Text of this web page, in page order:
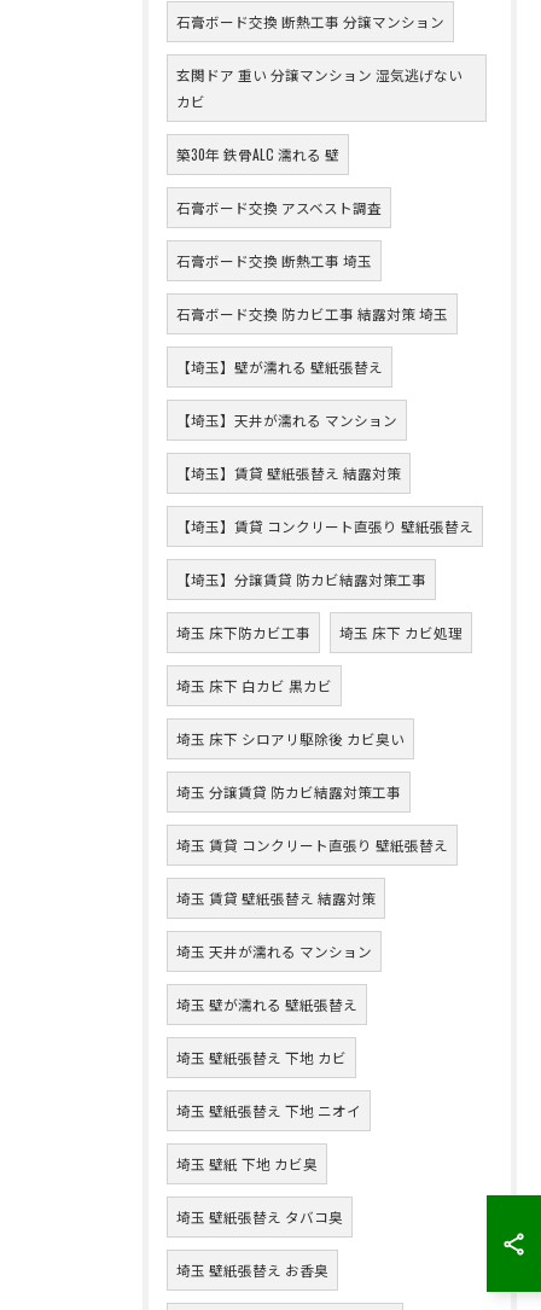
石膏ボード交換 断熱工事 分譲マンション
玄関ドア 重い 分譲マンション 湿気逃げない
カビ
築30年 鉄骨ALC 濡れる 壁
石膏ボード交換 アスベスト調査
石膏ボード交換 断熱工事 埼玉
石膏ボード交換 防カビ工事 結露対策 埼玉
【埼玉】壁が濡れる 壁紙張替え
【埼玉】天井が濡れる マンション
【埼玉】賃貸 壁紙張替え 結露対策
【埼玉】賃貸 コンクリート直張り 壁紙張替え
【埼玉】分譲賃貸 防カビ結露対策工事
埼玉 床下防カビ工事 埼玉 床下 カビ処理
埼玉 床下 白カビ 黒カビ
埼玉 床下 シロアリ駆除後 カビ臭い
埼玉 分譲賃貸 防カビ結露対策工事
埼玉 賃貸 コンクリート直張り 壁紙張替え
埼玉 賃貸 壁紙張替え 結露対策
埼玉 天井が濡れる マンション
埼玉 壁が濡れる 壁紙張替え
埼玉 壁紙張替え 下地 カビ
埼玉 壁紙張替え 下地 ニオイ
埼玉 壁紙 下地 カビ臭
埼玉 壁紙張替え タバコ臭
埼玉 壁紙張替え お香臭